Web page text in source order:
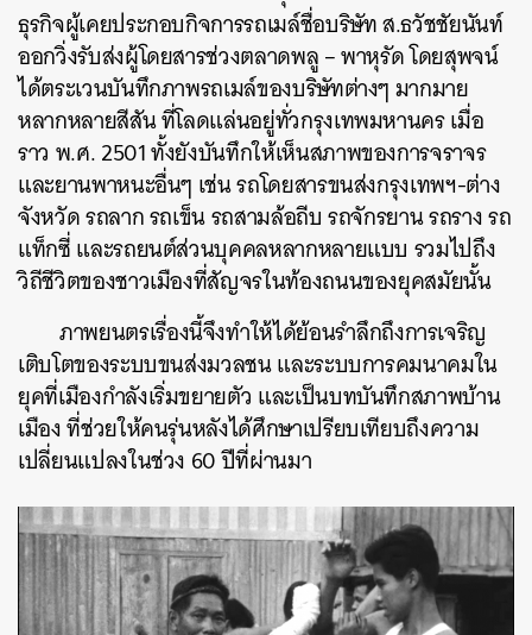
ธุรกิจผู้เคยประกอบกิจการรถเมล์ชื่อบริษัท ส.ธวัชชัยนันท์
ออกวิ่งรับส่งผู้โดยสารช่วงตลาดพลู – พาหุรัด โดยสุพจน์
ได้ตระเวนบันทึกภาพรถเมล์ของบริษัทต่างๆ มากมาย
หลากหลายสีสัน ที่โลดแล่นอยู่ทั่วกรุงเทพมหานคร เมื่อ
ราว พ.ศ. 2501ทั้งยังบันทึกให้เห็นสภาพของการจราจร
และยานพาหนะอื่นๆ เช่น รถโดยสารขนส่งกรุงเทพฯ-ต่าง
จังหวัด รถลาก รถเข็น รถสามล้อถีบ รถจักรยาน รถราง รถ
แท็กซี่ และรถยนต์ส่วนบุคคลหลากหลายแบบ รวมไปถึง
วิถีชีวิตของชาวเมืองที่สัญจรในท้องถนนของยุคสมัยนั้น
ภาพยนตรเรื่องนี้จึงทำให้ได้ย้อนรำลึกถึงการเจริญ
เติบโตของระบบขนส่งมวลชน และระบบการคมนาคมใน
ยุคที่เมืองกำลังเริ่มขยายตัว และเป็นบทบันทึกสภาพบ้าน
เมือง ที่ช่วยให้คนรุ่นหลังได้ศึกษาเปรียบเทียบถึงความ
เปลี่ยนแปลงในช่วง 60 ปีที่ผ่านมา
SHARE TWEET LINE EMAIL